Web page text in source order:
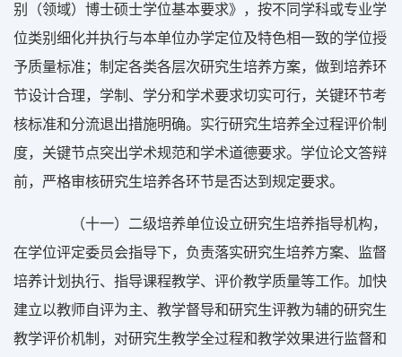
别（领域）博士硕士学位基本要求》，按不同学科或专业学
位类别细化并执行与本单位办学定位及特色相一致的学位授
予质量标准；制定各类各层次研究生培养方案，做到培养环
节设计合理，学制、学分和学术要求切实可行，关键环节考
核标准和分流退出措施明确。实行研究生培养全过程评价制
度，关键节点突出学术规范和学术道德要求。学位论文答辩
前，严格审核研究生培养各环节是否达到规定要求。
（十一）二级培养单位设立研究生培养指导机构，
在学位评定委员会指导下，负责落实研究生培养方案、监督
培养计划执行、指导课程教学、评价教学质量等工作。加快
建立以教师自评为主、教学督导和研究生评教为辅的研究生
教学评价机制，对研究生教学全过程和教学效果进行监督和